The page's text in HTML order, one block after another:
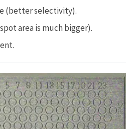
(better selectivity).
area is much bigger).